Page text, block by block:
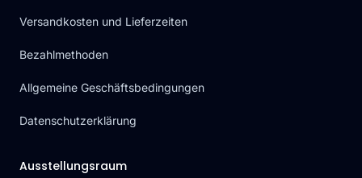
Versandkosten und Lieferzeiten
Bezahlmethoden
Allgemeine Geschäftsbedingungen
Datenschutzerklärung
Ausstellungsraum